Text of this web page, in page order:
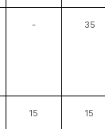
- 35
15 15